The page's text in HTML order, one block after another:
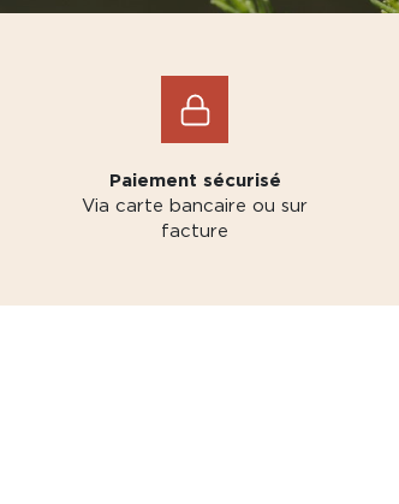
Paiement sécurisé
Via carte bancaire ou sur
facture